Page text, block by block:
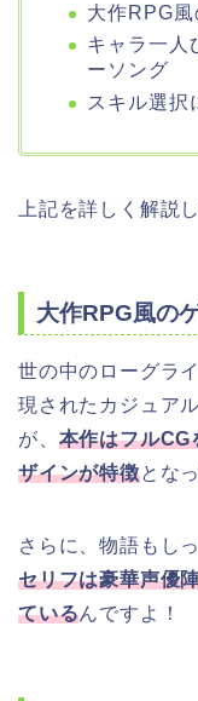
大作RPG
キャラ一人
ーソング
スキル選択
上記を詳しく解説
大作RPG風の
世の中のローグラ
現されたカジュア
が、 本作はフルCG
ザインが特徴とな
さらに、物語もし
セリフは豪華声優
ているんですよ！